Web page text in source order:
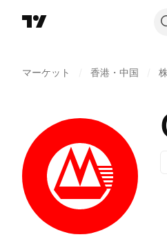
マーケット 香港・中国